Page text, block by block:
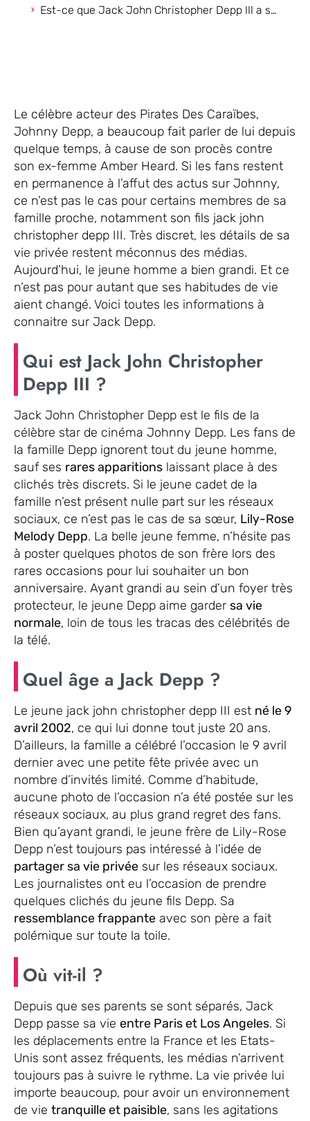
Est-ce que Jack John Christopher Depp III a soutenu son père lors du procès ?
Le célèbre acteur des Pirates Des Caraïbes,
Johnny Depp, a beaucoup fait parler de lui depuis
quelque temps, à cause de son procès contre
son ex-femme Amber Heard. Si les fans restent
en permanence à l’affut des actus sur Johnny,
ce n’est pas le cas pour certains membres de sa
famille proche, notamment son fils jack john
christopher depp III. Très discret, les détails de sa
vie privée restent méconnus des médias.
Aujourd’hui, le jeune homme a bien grandi. Et ce
n’est pas pour autant que ses habitudes de vie
aient changé. Voici toutes les informations à
connaitre sur Jack Depp.
Qui est Jack John Christopher
Depp III ?
Jack John Christopher Depp est le fils de la
célèbre star de cinéma Johnny Depp. Les fans de
la famille Depp ignorent tout du jeune homme,
sauf ses rares apparitions laissant place à des
clichés très discrets. Si le jeune cadet de la
famille n’est présent nulle part sur les réseaux
sociaux, ce n’est pas le cas de sa sœur, Lily-Rose
Melody Depp. La belle jeune femme, n’hésite pas
à poster quelques photos de son frère lors des
rares occasions pour lui souhaiter un bon
anniversaire. Ayant grandi au sein d’un foyer très
protecteur, le jeune Depp aime garder sa vie
normale, loin de tous les tracas des célébrités de
la télé.
Quel âge a Jack Depp ?
Le jeune jack john christopher depp III est né le 9
avril 2002, ce qui lui donne tout juste 20 ans.
D’ailleurs, la famille a célébré l’occasion le 9 avril
dernier avec une petite fête privée avec un
nombre d’invités limité. Comme d’habitude,
aucune photo de l’occasion n’a été postée sur les
réseaux sociaux, au plus grand regret des fans.
Bien qu’ayant grandi, le jeune frère de Lily-Rose
Depp n’est toujours pas intéressé à l’idée de
partager sa vie privée sur les réseaux sociaux.
Les journalistes ont eu l’occasion de prendre
quelques clichés du jeune fils Depp. Sa
ressemblance frappante avec son père a fait
polémique sur toute la toile.
Où vit-il ?
Depuis que ses parents se sont séparés, Jack
Depp passe sa vie entre Paris et Los Angeles. Si
les déplacements entre la France et les Etats-
Unis sont assez fréquents, les médias n’arrivent
toujours pas à suivre le rythme. La vie privée lui
importe beaucoup, pour avoir un environnement
de vie tranquille et paisible, sans les agitations